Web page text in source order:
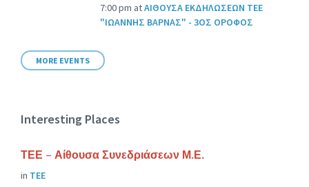
7:00 pm atΑΙΘΟΥΣΑ ΕΚΔΗΛΩΣΕΩΝ ΤΕΕ
"ΙΩΑΝΝΗΣ ΒΑΡΝΑΣ" - 3ΟΣ ΟΡΟΦΟΣ
MORE EVENTS
Interesting Places
ΤΕΕ – Αίθουσα Συνεδριάσεων Μ.Ε.
in ΤΕΕ